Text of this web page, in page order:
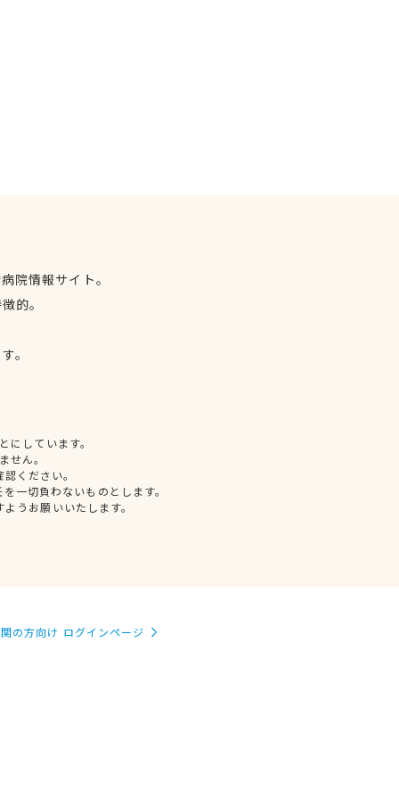
院情報サイト。
的。
。
しています。
せん。
ください。
一切負わないものとします。
うお願いいたします。
の方向け ログインページ